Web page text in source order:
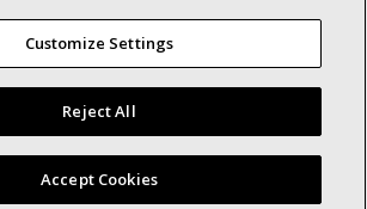
International Inc.
Site Map
Privacy
Customize Settings
Reject All
Accept Cookies